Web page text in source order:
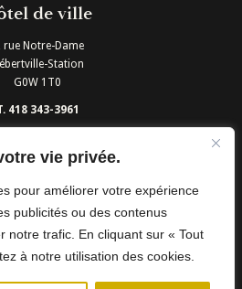
vie privée.
pour améliorer votre expérience
publicités ou des contenus
notre trafic. En cliquant sur « Tout
à notre utilisation des cookies.
de ville
rue Notre-Dame
Station
G0W 1T0
418 343-3961
Nous joindre
d'ouverture
à 12h00 et 13h00 à 16h00
8h00 à 12h00
Stattion - Tous droits réservés © 2024
Web:Sima Web